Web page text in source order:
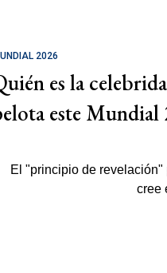
2026
es la
este Mundial